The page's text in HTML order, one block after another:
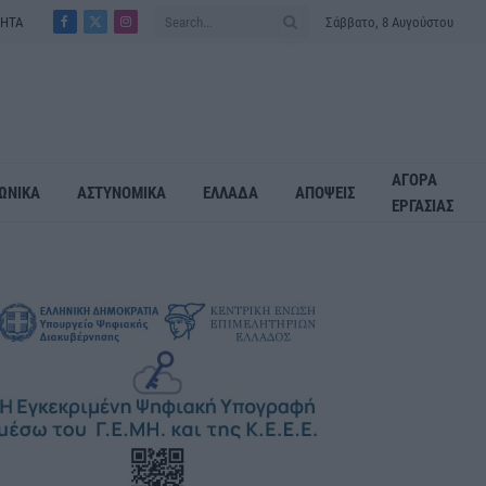
Facebook
X
Instagram
Σάββατο, 8 Αυγούστου
ΑΣΤΥΝΟΜΙΚΑ ΕΛΛΑΔΑ ΑΠΟΨΕΙΣ
ΑΓΟΡΑ
ΕΡΓΑΣΙΑΣ